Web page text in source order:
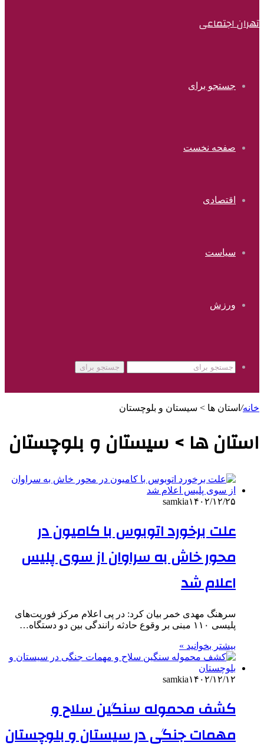
تهران اجتماعی
جستجو برای
صفحه نخست
اقتصادی
سیاست
ورزش
جستجو برای
خانه/ استان ها > سیستان و بلوچستان
استان ها > سیستان و بلوچستان
samkia۱۴۰۲/۱۲/۲۵
علت برخورد اتوبوس با کامیون در
محور خاش به سراوان از سوی پلیس
اعلام شد
سرهنگ مهدی خمر بیان کرد: در پی اعلام مرکز فوریت‌های
پلیسی ۱۱۰ مبنی بر وقوع حادثه رانندگی بین دو دستگاه…
بیشتر بخوانید »
samkia۱۴۰۲/۱۲/۱۲
کشف‌ محموله سنگین سلاح و
مهمات جنگی در سیستان و بلوچستان